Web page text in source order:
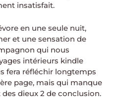
insatisfait.
en une seule nuit,
et une sensation de
qui nous
intérieurs kindle
fera réfléchir longtemps
page, mais qui manque
dieux 2 de conclusion.